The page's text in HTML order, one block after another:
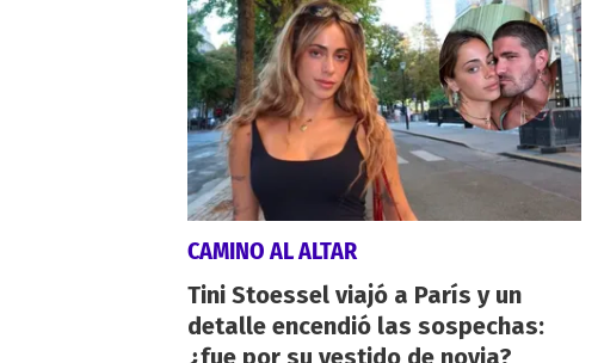
CAMINO AL ALTAR
Tini Stoessel viajó a París y un
detalle encendió las sospechas:
¿fue por su vestido de novia?